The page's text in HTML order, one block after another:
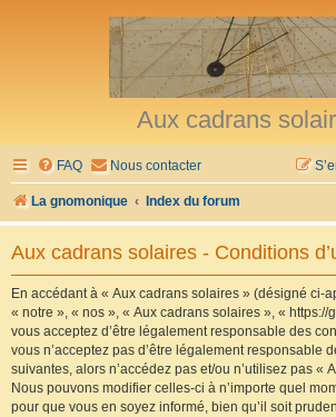
Aux cadrans
FAQ Nous contacter
La gnomonique Index du forum
Aux cadrans solaires - Conditions
En accédant à « Aux cadrans solaires » (désigné ci-
« notre », « nos », « Aux cadrans solaires », « https://
vous acceptez d’être légalement responsable des
vous n’acceptez pas d’être légalement responsable
suivantes, alors n’accédez pas et/ou n’utilisez pas «
Nous pouvons modifier celles-ci à n’importe quel
pour que vous en soyez informé, bien qu’il soit